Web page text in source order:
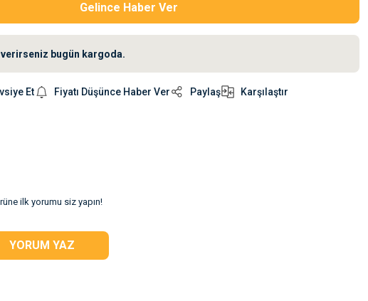
Gelince Haber Ver
bugün kargoda.
Et Fiyatı Düşünce Haber Ver Paylaş Karşılaştır
ilk yorumu siz yapın!
YORUM YAZ